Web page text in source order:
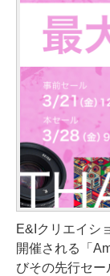
E&Iクリエイシ
開催される「
びその先行セー